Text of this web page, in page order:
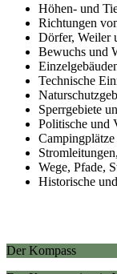
Höhen- und
Richtungen
Dörfer, Weiler
Bewuchs und
Technische
Sperrgebiete
Politische und
Wege, Pfade,
Historische
Der Kompass